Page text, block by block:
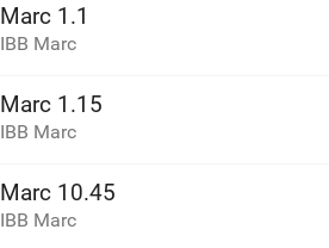
Marc 1.1
IBB Marc
Marc 1.15
IBB Marc
Marc 10.45
IBB Marc